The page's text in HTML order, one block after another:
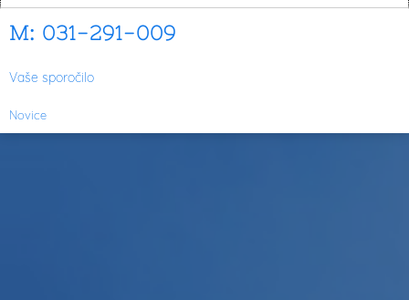
M: 031-291-009
Vaše sporočilo
Novice